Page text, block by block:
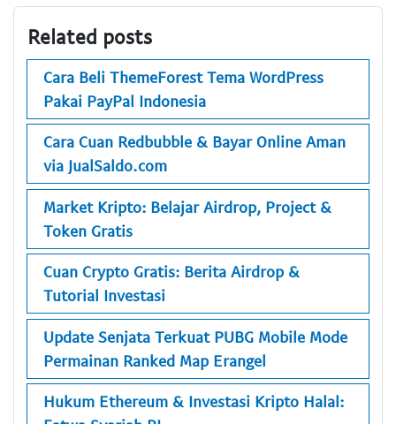
Related posts
Cara Beli ThemeForest Tema WordPress
Pakai PayPal Indonesia
Cara Cuan Redbubble & Bayar Online Aman
via JualSaldo.com
Market Kripto: Belajar Airdrop, Project &
Token Gratis
Cuan Crypto Gratis: Berita Airdrop &
Tutorial Investasi
Update Senjata Terkuat PUBG Mobile Mode
Permainan Ranked Map Erangel
Hukum Ethereum & Investasi Kripto Halal: